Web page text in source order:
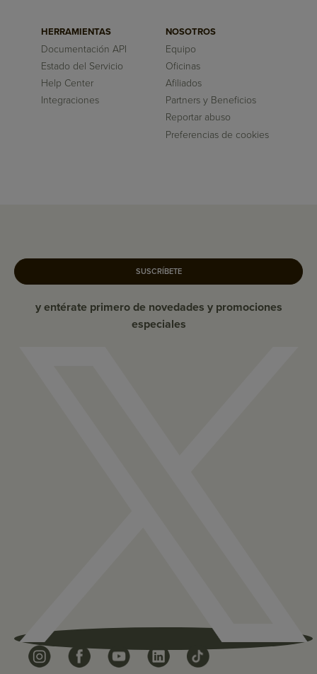
HERRAMIENTAS
Documentación API
Estado del Servicio
Help Center
Integraciones
NOSOTROS
Equipo
Oficinas
Afiliados
Partners y Beneficios
Reportar abuso
Preferencias de cookies
SUSCRÍBETE
y entérate primero de novedades y promociones
especiales